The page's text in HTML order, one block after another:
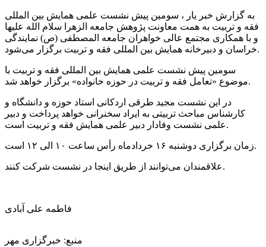
به گزارش خبر یار ، سومین پیش نشست علمی همایش بین المللی
فقه و تربیت به همت معاونت پژوهش جامعه الزهرا سلام الله علیها
و با همکاری مجتمع عالی خواهران جامعه المصطفی (ص) نمایندگی
خراسان و دبیرخانه همایش بین المللی فقه و تربیت برگزار می‌شود.
سومین پیش نشست علمی همایش بین المللی فقه و تربیت با
موضوع «تعامل فقه و تربیت در حوزه خانواده» برگزار خواهد شد.
در این نشست مجید طرقی اردکانی استاد حوزه و دانشگاه و
کارشناس مباحث تربیتی به ایراد سخنرانی خواهد پرداخت و دبیر
علمی نشست وفادار دبیر علمی همایش فقه و تربیت است.
زمان برگزاری دوشنبه ۱۶ خردادماه رأس ساعت ۱۰ الی ۱۲ است.
علاقمندان می‌توانند از طریق اینجا در نشست شرکت کنند.
فاطمه علی آبادی
منبع: خبرگزاری مهر